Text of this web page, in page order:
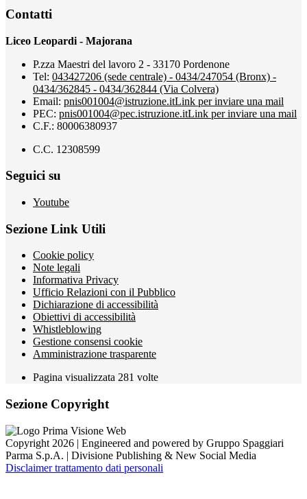
Contatti
Liceo Leopardi - Majorana
P.zza Maestri del lavoro 2 - 33170 Pordenone
Tel: 043427206 (sede centrale) - 0434/247054 (Bronx) -
0434/362845 - 0434/362844 (Via Colvera)
Email: pnis001004@istruzione.itLink per inviare una mail
PEC: pnis001004@pec.istruzione.itLink per inviare una mail
C.F.: 80006380937
C.C. 12308599
Seguici su
Youtube
Sezione Link Utili
Cookie policy
Note legali
Informativa Privacy
Ufficio Relazioni con il Pubblico
Dichiarazione di accessibilità
Obiettivi di accessibilità
Whistleblowing
Gestione consensi cookie
Amministrazione trasparente
Pagina visualizzata 281 volte
Sezione Copyright
Copyright 2026 | Engineered and powered by Gruppo Spaggiari
Parma S.p.A. | Divisione Publishing & New Social Media
Disclaimer trattamento dati personali